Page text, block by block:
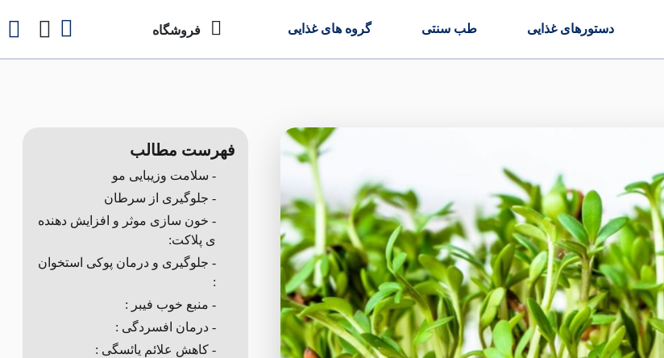
دستورهای غذایی طب سنتی گروه های غذایی فروشگاه
فهرست مطالب
- سلامت وزیبایی مو
- جلوگیری از سرطان
- خون سازی موثر و افزایش دهنده
ی پلاکت:
- جلوگیری و درمان پوکی استخوان
:
- منبع خوب فیبر :
- درمان افسردگی :
- کاهش علائم یائسگی :